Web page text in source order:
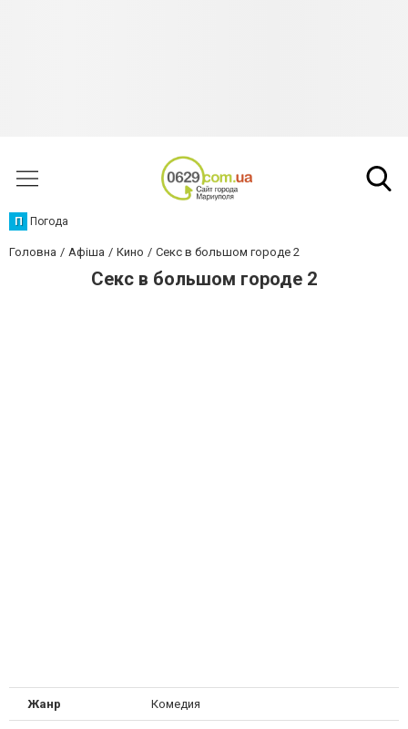
П Погода
Головна Афіша Кино Секс в большом городе 2
Секс в большом городе 2
Жанр Комедия